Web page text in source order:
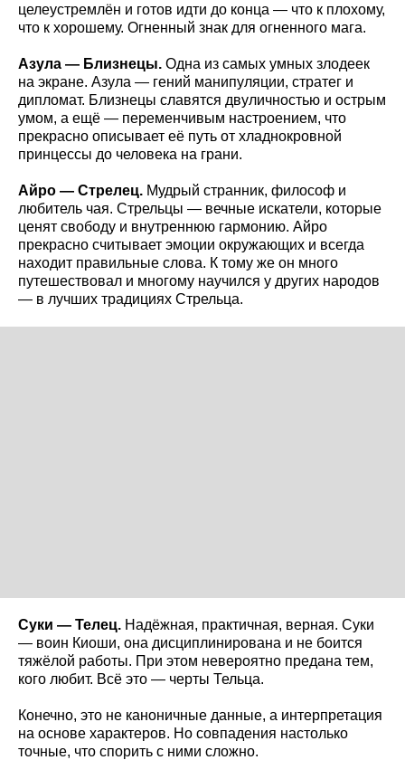
целеустремлён и готов идти до конца — что к плохому,
что к хорошему. Огненный знак для огненного мага.
Азула — Близнецы. Одна из самых умных злодеек
на экране. Азула — гений манипуляции, стратег и
дипломат. Близнецы славятся двуличностью и острым
умом, а ещё — переменчивым настроением, что
прекрасно описывает её путь от хладнокровной
принцессы до человека на грани.
Айро — Стрелец. Мудрый странник, философ и
любитель чая. Стрельцы — вечные искатели, которые
ценят свободу и внутреннюю гармонию. Айро
прекрасно считывает эмоции окружающих и всегда
находит правильные слова. К тому же он много
путешествовал и многому научился у других народов
— в лучших традициях Стрельца.
Суки — Телец. Надёжная, практичная, верная. Суки
— воин Киоши, она дисциплинирована и не боится
тяжёлой работы. При этом невероятно предана тем,
кого любит. Всё это — черты Тельца.
Конечно, это не каноничные данные, а интерпретация
на основе характеров. Но совпадения настолько
точные, что спорить с ними сложно.